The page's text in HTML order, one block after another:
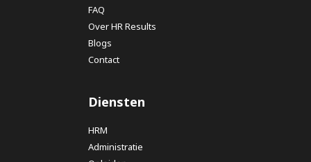
FAQ
Over HR Results
Blogs
Contact
Diensten
HRM
Administratie